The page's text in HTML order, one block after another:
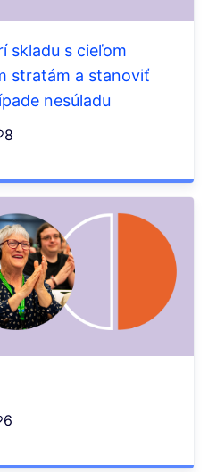
skladu s cieľom
stratám a stanoviť
nesúladu
8
6